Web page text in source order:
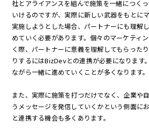
社とアライアンスを組んで施策を一緒につく
いけるのですが、実際に新しい武器をもとに
実施しようとした場合、パートナーにも理解
めていく必要があります。個々のマーケティ
く際、パートナーに意義を理解してもらった
りするにはBizDevとの連携が必要になります
ながら一緒に進めていくことが多くなります。
また、実際に施策を打つだけでなく、企業や
うメッセージを発信していくかという側面に
と連携する機会も多くあります。